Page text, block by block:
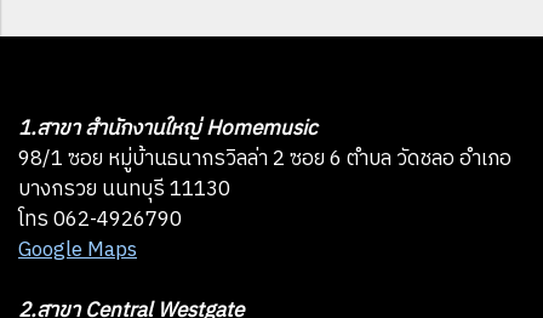
1.สาขา สำนักงานใหญ่ Homemusic
98/1 ซอย หมู่บ้านธนากรวิลล่า 2 ซอย 6 ตำบล วัดชลอ อำเภอ
บางกรวย นนทบุรี 11130
โทร 062-4926790
Google Maps
2.สาขา Central Westgate